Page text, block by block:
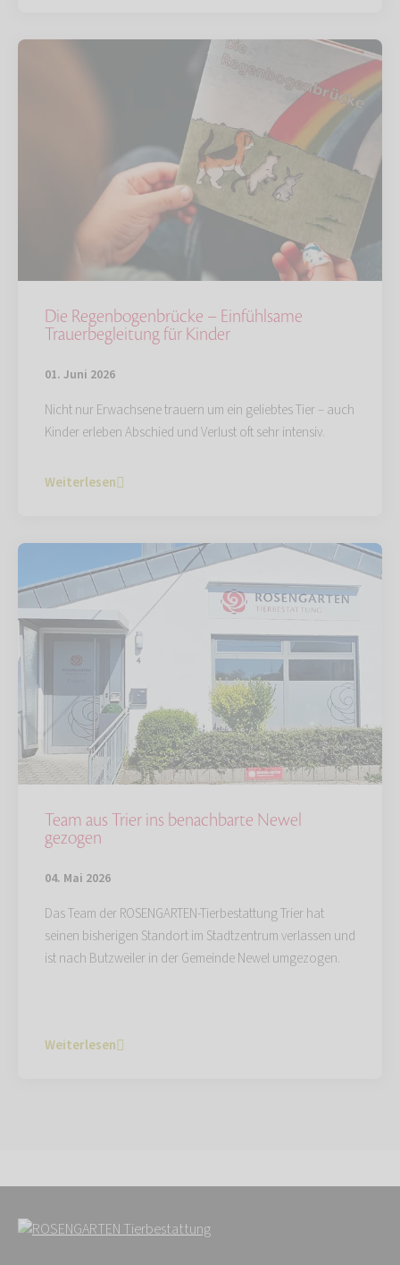
Die Regenbogenbrücke – Einfühlsame
Trauerbegleitung für Kinder
01. Juni 2026
Nicht nur Erwachsene trauern um ein geliebtes Tier – auch
Kinder erleben Abschied und Verlust oft sehr intensiv.
Weiterlesen
Team aus Trier ins benachbarte Newel
gezogen
04. Mai 2026
Das Team der ROSENGARTEN-Tierbestattung Trier hat
seinen bisherigen Standort im Stadtzentrum verlassen und
ist nach Butzweiler in der Gemeinde Newel umgezogen.
Weiterlesen